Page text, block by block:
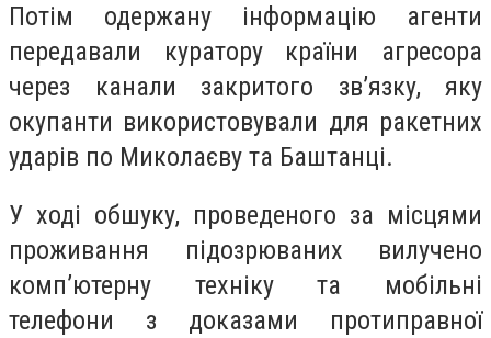
Потім одержану інформацію агенти
передавали куратору країни агресора
через канали закритого зв’язку, яку
окупанти використовували для ракетних
ударів по Миколаєву та Баштанці.
У ході обшуку, проведеного за місцями
проживання підозрюваних вилучено
комп’ютерну техніку та мобільні
телефони з доказами протиправної